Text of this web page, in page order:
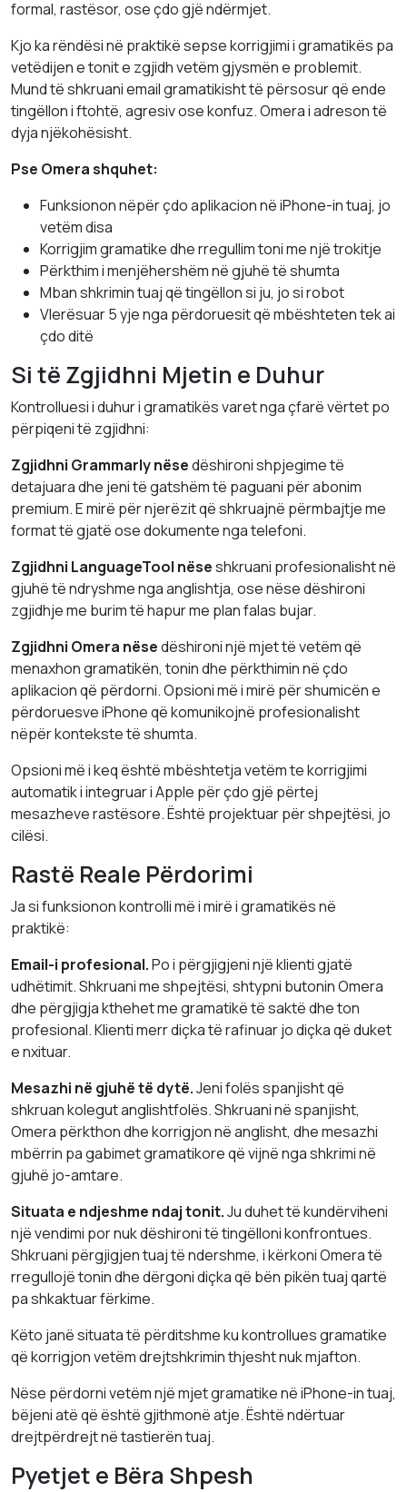
formal, rastësor, ose çdo gjë ndërmjet.
Kjo ka rëndësi në praktikë sepse korrigjimi i gramatikës pa
vetëdijen e tonit e zgjidh vetëm gjysmën e problemit.
Mund të shkruani email gramatikisht të përsosur që ende
tingëllon i ftohtë, agresiv ose konfuz. Omera i adreson të
dyja njëkohësisht.
Pse Omera shquhet:
Funksionon nëpër çdo aplikacion në iPhone-in tuaj, jo
vetëm disa
Korrigjim gramatike dhe rregullim toni me një trokitje
Përkthim i menjëhershëm në gjuhë të shumta
Mban shkrimin tuaj që tingëllon si ju, jo si robot
Vlerësuar 5 yje nga përdoruesit që mbështeten tek ai
çdo ditë
Si të Zgjidhni Mjetin e Duhur
Kontrolluesi i duhur i gramatikës varet nga çfarë vërtet po
përpiqeni të zgjidhni:
Zgjidhni Grammarly nësedëshironi shpjegime të
detajuara dhe jeni të gatshëm të paguani për abonim
premium. E mirë për njerëzit që shkruajnë përmbajtje me
format të gjatë ose dokumente nga telefoni.
Zgjidhni LanguageTool nëseshkruani profesionalisht në
gjuhë të ndryshme nga anglishtja, ose nëse dëshironi
zgjidhje me burim të hapur me plan falas bujar.
Zgjidhni Omera nësedëshironi një mjet të vetëm që
menaxhon gramatikën, tonin dhe përkthimin në çdo
aplikacion që përdorni. Opsioni më i mirë për shumicën e
përdoruesve iPhone që komunikojnë profesionalisht
nëpër kontekste të shumta.
Opsioni më i keq është mbështetja vetëm te korrigjimi
automatik i integruar i Apple për çdo gjë përtej
mesazheve rastësore. Është projektuar për shpejtësi, jo
cilësi.
Rastë Reale Përdorimi
Ja si funksionon kontrolli më i mirë i gramatikës në
praktikë:
Email-i profesional.Po i përgjigjeni një klienti gjatë
udhëtimit. Shkruani me shpejtësi, shtypni butonin Omera
dhe përgjigja kthehet me gramatikë të saktë dhe ton
profesional. Klienti merr diçka të rafinuar jo diçka që duket
e nxituar.
Mesazhi në gjuhë të dytë.Jeni folës spanjisht që
shkruan kolegut anglishtfolës. Shkruani në spanjisht,
Omera përkthon dhe korrigjon në anglisht, dhe mesazhi
mbërrin pa gabimet gramatikore që vijnë nga shkrimi në
gjuhë jo-amtare.
Situata e ndjeshme ndaj tonit.Ju duhet të kundërviheni
një vendimi por nuk dëshironi të tingëlloni konfrontues.
Shkruani përgjigjen tuaj të ndershme, i kërkoni Omera të
rregullojë tonin dhe dërgoni diçka që bën pikën tuaj qartë
pa shkaktuar fërkime.
Këto janë situata të përditshme ku kontrollues gramatike
që korrigjon vetëm drejtshkrimin thjesht nuk mjafton.
Nëse përdorni vetëm një mjet gramatike në iPhone-in tuaj,
bëjeni atë që është gjithmonë atje. Është ndërtuar
drejtpërdrejt në tastierën tuaj.
Pyetjet e Bëra Shpesh